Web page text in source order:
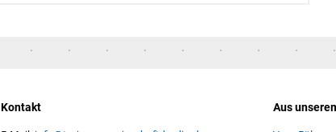
Kontakt Aus